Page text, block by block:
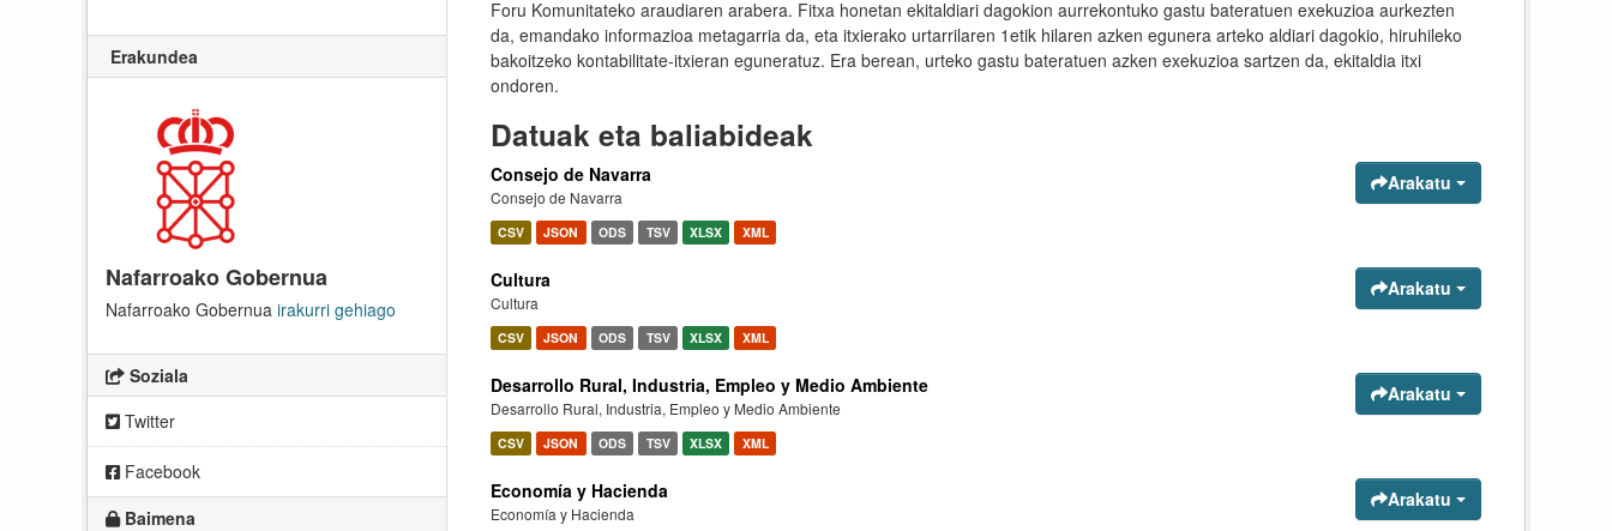
Erakundea
Nafarroako Gobernua
Nafarroako Gobernua irakurri gehiago
Soziala
Twitter
Facebook
Baimena
Foru Komunitateko araudiaren arabera. Fitxa honetan ekitaldiari dagokion aurrekontuko gastu bateratuen exekuzioa aurkezten
da, emandako informazioa metagarria da, eta itxierako urtarrilaren 1etik hilaren azken egunera arteko aldiari dagokio, hiruhileko
bakoitzeko kontabilitate-itxieran eguneratuz. Era berean, urteko gastu bateratuen azken exekuzioa sartzen da, ekitaldia itxi
ondoren.
Datuak eta baliabideak
Consejo de Navarra
Consejo de Navarra
CSV JSON ODS TSV XLSX XML
Arakatu
Cultura
Cultura
CSV JSON ODS TSV XLSX XML
Arakatu
Desarrollo Rural, Industria, Empleo y Medio Ambiente
Desarrollo Rural, Industria, Empleo y Medio Ambiente
CSV JSON ODS TSV XLSX XML
Arakatu
Economía y Hacienda
Economía y Hacienda
Arakatu